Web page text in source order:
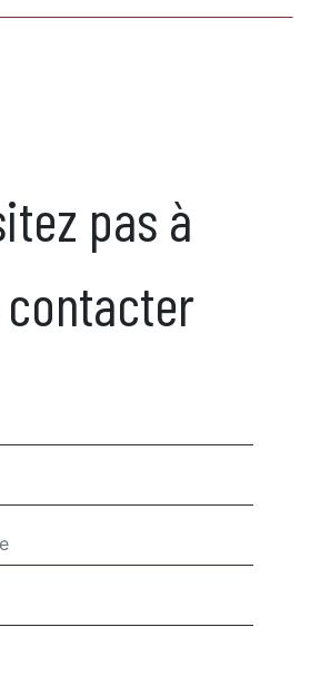
pas à